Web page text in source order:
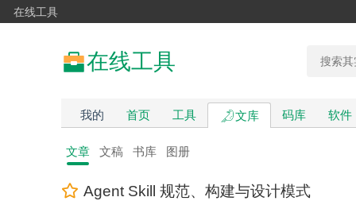
在线工具
在线工具
我的 首页 工具 文库 码库 软件
文章 文稿 书库 图册
Agent Skill 规范、构建与设计模式